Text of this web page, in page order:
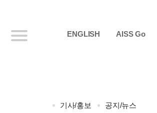
ENGLISH AISS Go
기사/홍보 공지/뉴스